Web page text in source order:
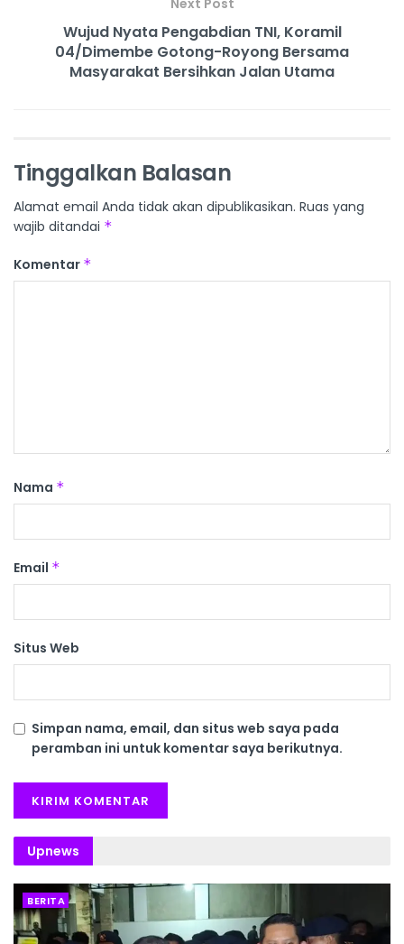
Wujud Nyata Pengabdian TNI, Koramil
04/Dimembe Gotong-Royong Bersama
Masyarakat Bersihkan Jalan Utama
Tinggalkan Balasan
Alamat email Anda tidak akan dipublikasikan. Ruas yang
wajib ditandai *
Komentar *
Nama *
Email *
Situs Web
Simpan nama, email, dan situs web saya pada
peramban ini untuk komentar saya berikutnya.
Upnews
BERITA